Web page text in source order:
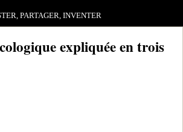
PARTAGER, INVENTER
expliquée en trois